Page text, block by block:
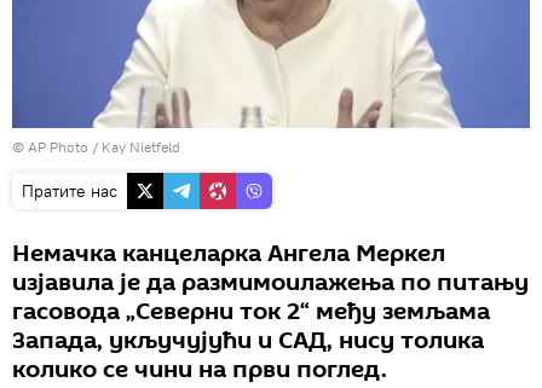
© AP Photo / Kay Nietfeld
Пратите нас
Немачка канцеларка Ангела Меркел
изјавила је да размимоилажења по питању
гасовода „Северни ток 2“ међу земљама
Запада, укључујући и САД, нису толика
колико се чини на први поглед.